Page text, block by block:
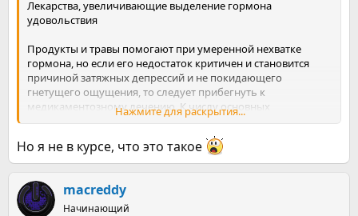
Лекарства, увеличивающие выделение гормона
удовольствия
Продукты и травы помогают при умеренной нехватке
гормона, но если его недостаток критичен и становится
причиной затяжных депрессий и не покидающего
гнетущего ощущения, то следует прибегнуть к
медикаментозному лечению. К числу основных
препаратов, применяемых для поднятия уровня данного
Фенилаланин – это медикамент, который содержит
вещества, увеличивающие уровень дофамина, путем
конвертирования тирозина и его последующего синтеза в
необходимый гормон;
Нажмите для раскрытия...
Но я не в курсе, что это такое
macreddy
Начинающий